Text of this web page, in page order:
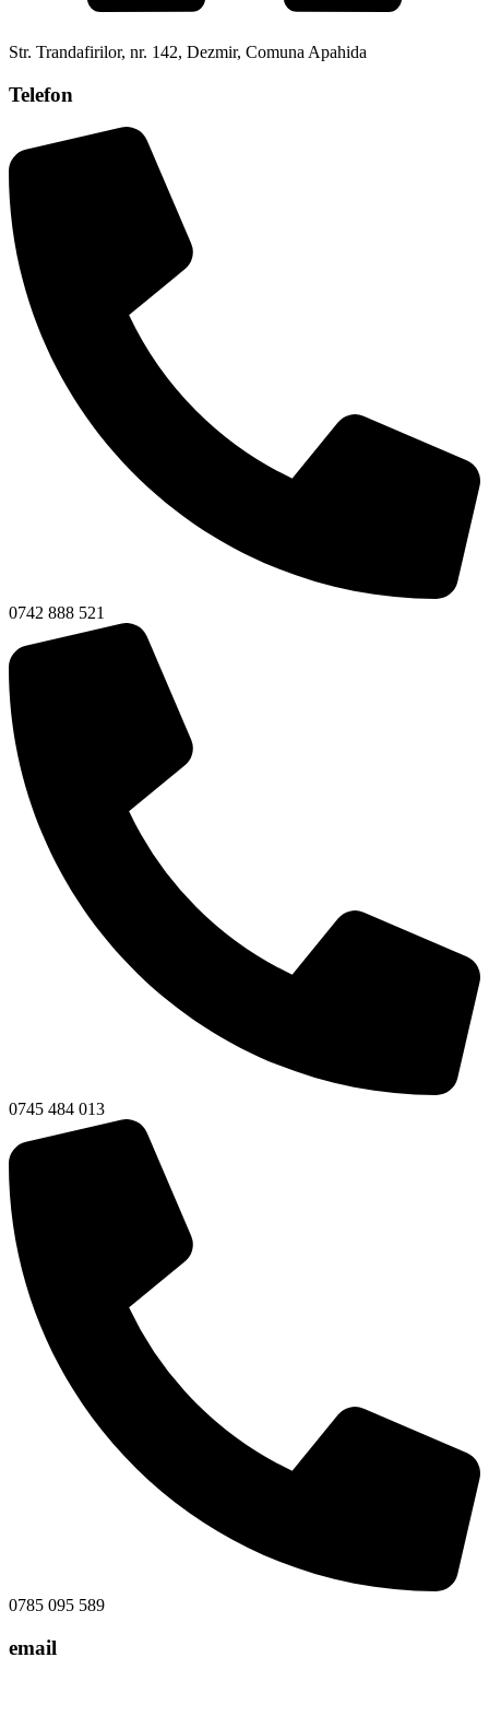
Str. Trandafirilor, nr. 142, Dezmir, Comuna Apahida
Telefon
0742 888 521
0745 484 013
0785 095 589
email